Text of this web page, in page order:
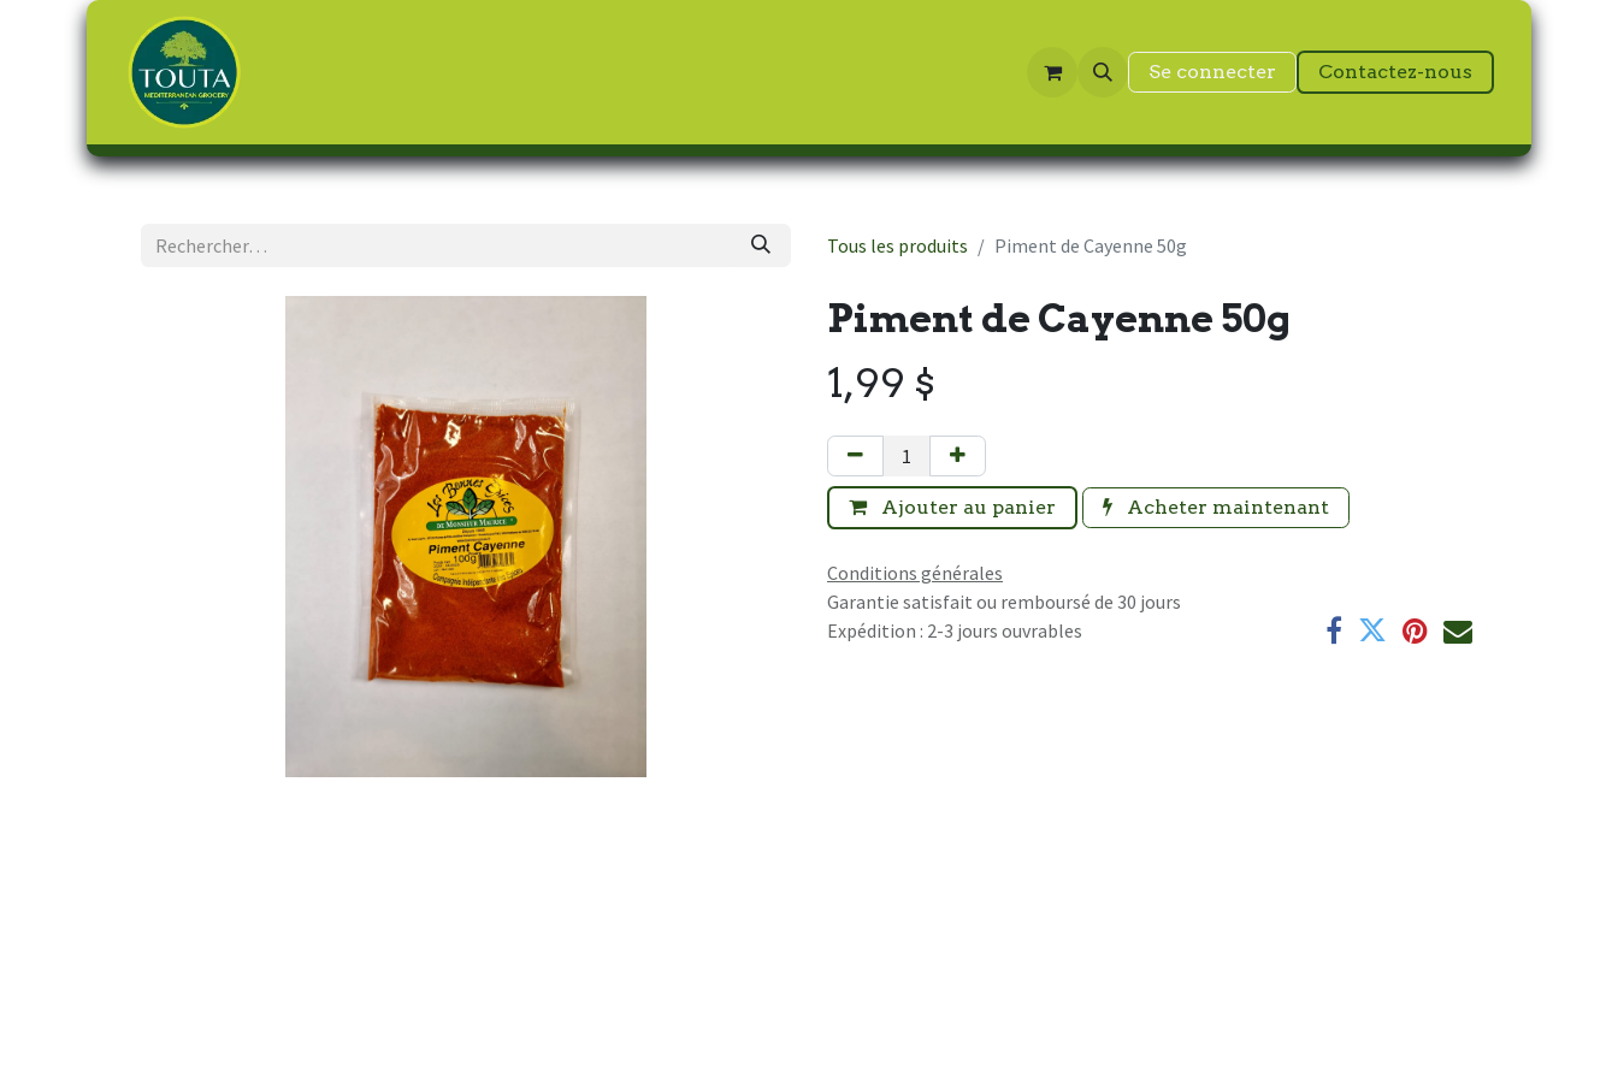
Se connecter Contactez-nous
Tous les produits Piment de Cayenne 50g
Piment de Cayenne 50g
1,99 $
Ajouter au panier Acheter maintenant
Conditions générales
Garantie satisfait ou remboursé de 30 jours
Expédition : 2-3 jours ouvrables